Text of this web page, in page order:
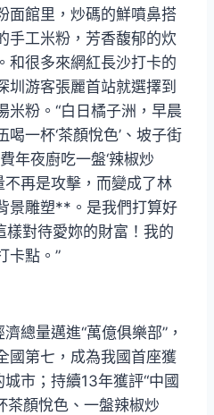
面館里，炒碼的鮮噴鼻搭
手工米粉，芳香馥郁的炊
和很多來網紅長沙打卡的
圳游客張麗首站就選擇到
米粉。“白日橘子洲，早晨
一杯‘茶顏悅色’、坡子街
年夜廚吃一盤‘辣椒炒
再是攻擊，而變成了林
景雕塑**。是我們打算好
對待愛妳的財富！我的
卡點。”
總量邁進“萬億俱樂部”，
國第七，成為我國首座獲
市；持續13年獲評“中國
顏悅色、一盤辣椒炒